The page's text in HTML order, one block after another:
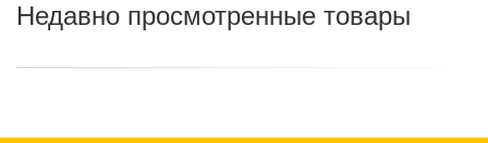
Недавно просмотренные товары